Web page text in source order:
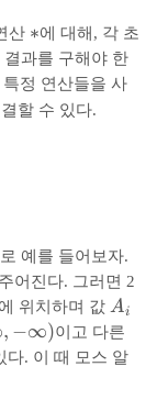
산 *
∗에 대해, 각 초
과를 구해야 한
정 연산들을 사
할 수 있다.
예를 들어보자.
어진다. 그러면 2
에 위치하며 값A
_i
Ai
, −∞)이고 다른
다. 이 때 모스 알